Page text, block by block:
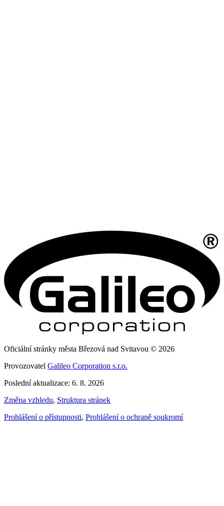
Oficiální stránky města Březová nad Svitavou © 2026
Provozovatel Galileo Corporation s.r.o.
Poslední aktualizace: 6. 8. 2026
Změna vzhledu, Struktura stránek
Prohlášení o přístupnosti, Prohlášení o ochraně soukromí